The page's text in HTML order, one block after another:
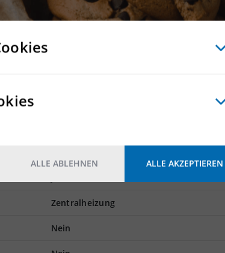
im Büro
Zentralheizung
Nein
ALLE ABLEHNEN ALLE AKZEPTIEREN